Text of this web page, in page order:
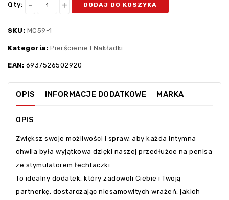
Qty: DODAJ DO KOSZYKA
SKU: MC59-1
Kategoria: Pierścienie I Nakładki
EAN: 6937526502920
OPIS INFORMACJE DODATKOWE MARKA
OPIS
Zwiększ swoje możliwości i spraw, aby każda intymna
chwila była wyjątkowa dzięki naszej przedłużce na penisa
ze stymulatorem łechtaczki
To idealny dodatek, który zadowoli Ciebie i Twoją
partnerkę, dostarczając niesamowitych wrażeń, jakich